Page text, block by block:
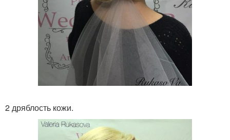
2 дряблость кожи.